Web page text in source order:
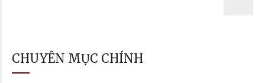
CHUYÊN MỤC CHÍNH